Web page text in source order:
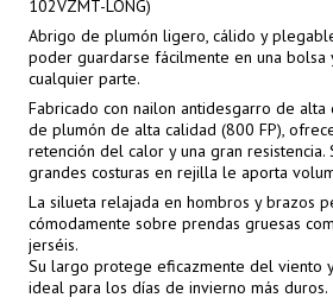
102VZMT-LONG)
Abrigo de plumón ligero, cálido y
poder guardarse fácilmente en una
cualquier parte.
Fabricado con nailon antidesgarro de
de plumón de alta calidad (800 FP),
retención del calor y una gran resistencia.
grandes costuras en rejilla le aporta
La silueta relajada en hombros y brazos
cómodamente sobre prendas gruesas
jerséis.
Su largo protege eficazmente del viento
ideal para los días de invierno más duros.